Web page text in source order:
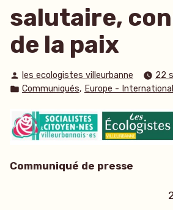
salutaire,
de la paix
Publié
par
les ecologistes villeurbanne
22
Publié
Communiqués, Europe - International
Communiqué de presse